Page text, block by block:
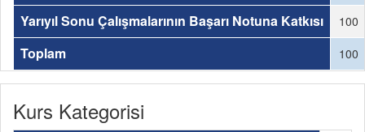
Yarıyıl Sonu Çalışmalarının Başarı Notuna Katkısı
100
Toplam 100
Kurs Kategorisi